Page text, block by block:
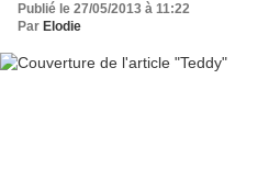
Publié le 27/05/2013 à 11:22
Par Elodie